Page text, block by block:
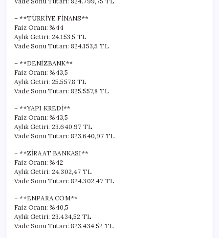
– **TÜRKİYE FİNANS**
Faiz Oranı: %44
Aylık Getiri: 24.153,5 TL
Vade Sonu Tutarı: 824.153,5 TL
– **DENİZBANK**
Faiz Oranı: %43,5
Aylık Getiri: 25.557,8 TL
Vade Sonu Tutarı: 825.557,8 TL
– **YAPI KREDİ**
Faiz Oranı: %43,5
Aylık Getiri: 23.640,97 TL
Vade Sonu Tutarı: 823.640,97 TL
– **ZİRAAT BANKASI**
Faiz Oranı: %42
Aylık Getiri: 24.302,47 TL
Vade Sonu Tutarı: 824.302,47 TL
– **ENPARA.COM**
Faiz Oranı: %40,5
Aylık Getiri: 23.434,52 TL
Vade Sonu Tutarı: 823.434,52 TL